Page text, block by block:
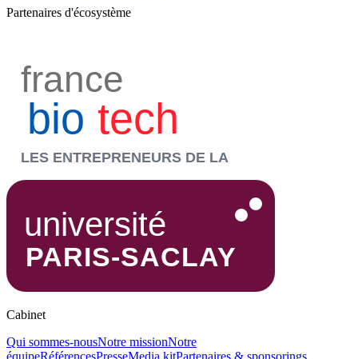
Partenaires d'écosystème
Cabinet
Qui sommes-nousNotre missionNotre